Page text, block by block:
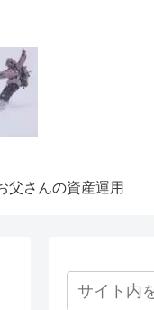
父さんの資産運用